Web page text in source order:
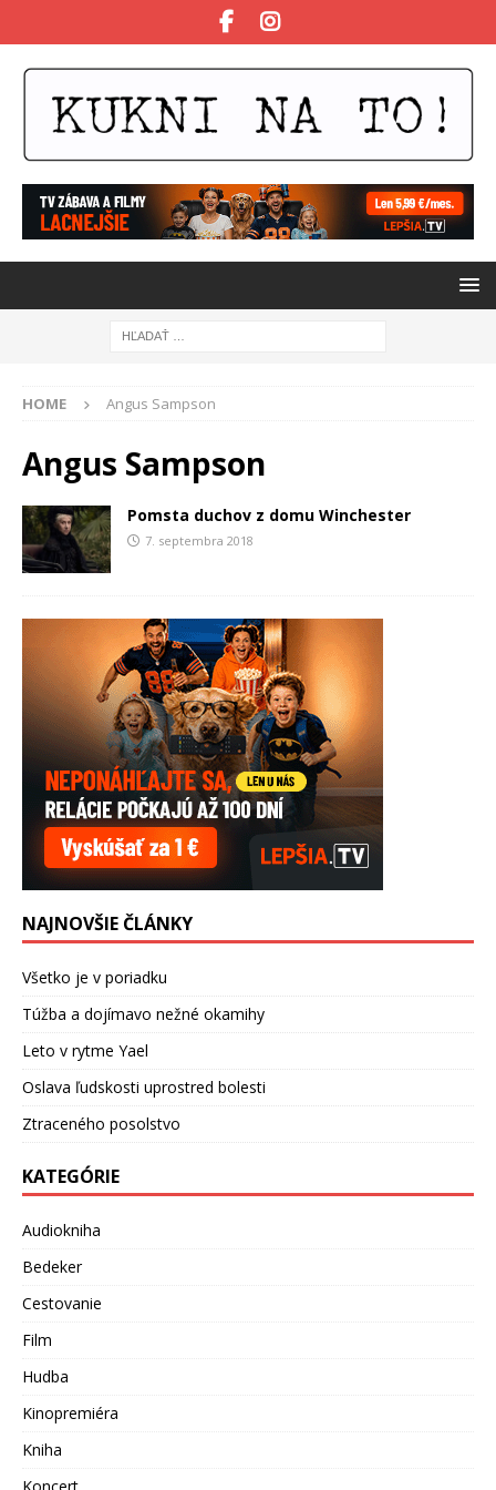
HOME Angus Sampson
Angus Sampson
Pomsta duchov z domu Winchester
7. septembra 2018
NAJNOVŠIE ČLÁNKY
Všetko je v poriadku
Túžba a dojímavo nežné okamihy
Leto v rytme Yael
Oslava ľudskosti uprostred bolesti
Ztraceného posolstvo
KATEGÓRIE
Audiokniha
Bedeker
Cestovanie
Film
Hudba
Kinopremiéra
Kniha
Koncert